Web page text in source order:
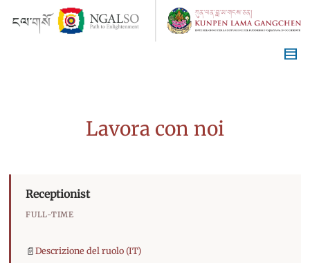
Lavora con noi
Receptionist
FULL-TIME
📄Descrizione del ruolo (IT)